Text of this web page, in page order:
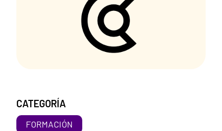
CATEGORÍA
FORMACIÓN